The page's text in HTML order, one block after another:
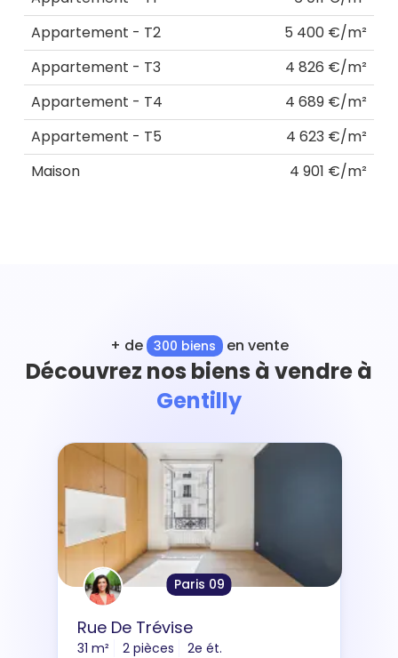
Appartement - T2
5 400 €/m²
Appartement - T3
4 826 €/m²
Appartement - T4
4 689 €/m²
Appartement - T5
4 623 €/m²
Maison
4 901 €/m²
+ de 300 biens en vente
Découvrez nos biens à vendre à
Gentilly
Paris 09
Rue De Trévise
31 m² 2 pièces 2e ét.